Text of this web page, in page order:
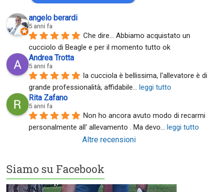
angelo berardi
5 anni fa
Che dire... Abbiamo acquistato un
cucciolo di Beagle e per il momento tutto ok
Andrea Trotta
5 anni fa
la cucciola è bellissima, l'allevatore è di
grande professionalità, affidabile... leggi tutto
Rita Zafano
5 anni fa
Non ho ancora avuto modo di recarmi
personalmente all' allevamento . Ma devo... leggi tutto
Altre recensioni
Siamo su Facebook